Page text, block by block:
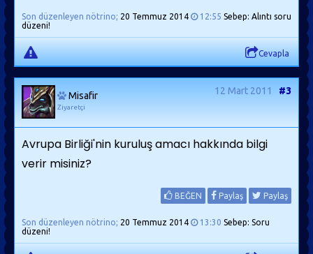
Son düzenleyen nötrino; 20 Temmuz 2014 12:55 Sebep: Alıntı soru
düzeni!
Cevapla
Misafir
Ziyaretçi
12 Mart 2011 #3
Avrupa Birliği'nin kuruluş amacı hakkında bilgi
verir misiniz?
BEĞEN Paylaş Paylaş
Son düzenleyen nötrino; 20 Temmuz 2014 13:30 Sebep: Soru
düzeni!